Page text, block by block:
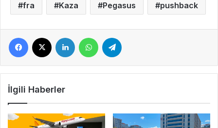
fra Kaza Pegasus pushback
Facebook LinkedIn WhatsApp
İlgili Haberler